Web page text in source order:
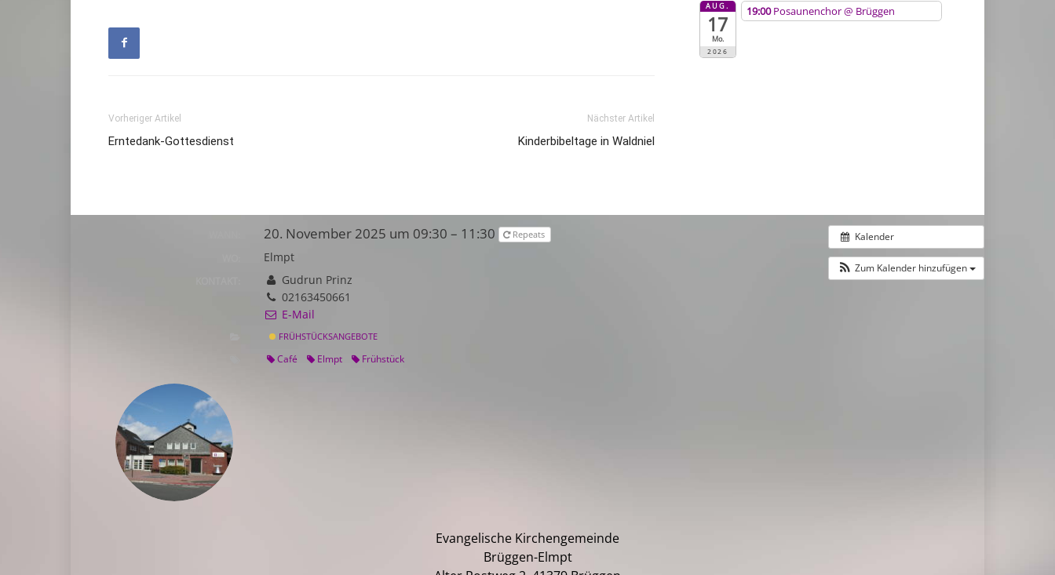
Vorheriger Artikel
Erntedank-Gottesdienst
Nächster Artikel
Kinderbibeltage in Waldniel
AUG.
17
Mo.
2026
19:00Posaunenchor@ Brüggen
Kalender
Zum Kalender hinzufügen
20. November 2025 um 09:30 – 11:30 Repeats
Elmpt
Gudrun Prinz
02163450661
E-Mail
FRÜHSTÜCKSANGEBOTE
Café Elmpt Frühstück
Evangelische Kirchengemeinde
Brüggen-Elmpt